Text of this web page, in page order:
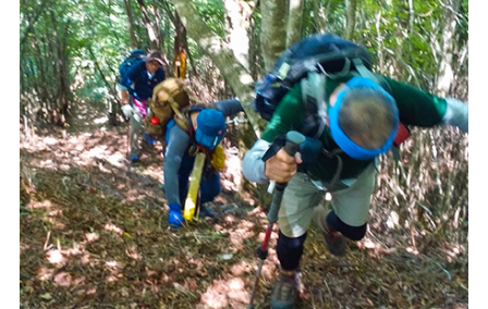
おしらせ
イベントレポート メディア掲載 日々のこと